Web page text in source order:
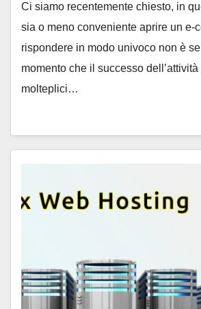
Ci siamo recentemente chiesto, in
sia o meno conveniente aprire un e-
rispondere in modo univoco non è
momento che il successo
molteplici…